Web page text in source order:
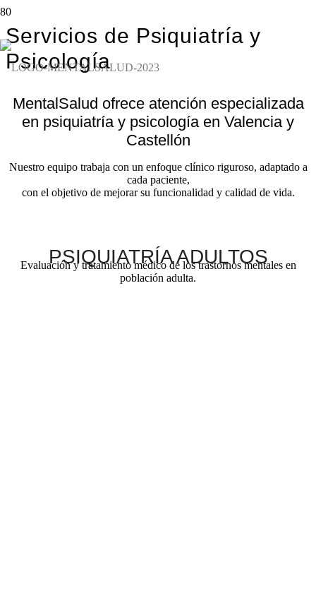
Servicios de Psiquiatría y
Psicología
MentalSalud ofrece atención especializada
en psiquiatría y psicología en Valencia y
Castellón
Nuestro equipo trabaja con un enfoque clínico riguroso, adaptado a
cada paciente,
con el objetivo de mejorar su funcionalidad y calidad de vida.
PSIQUIATRÍA ADULTOS
Evaluación y tratamiento médico de los trastornos mentales en
población adulta.